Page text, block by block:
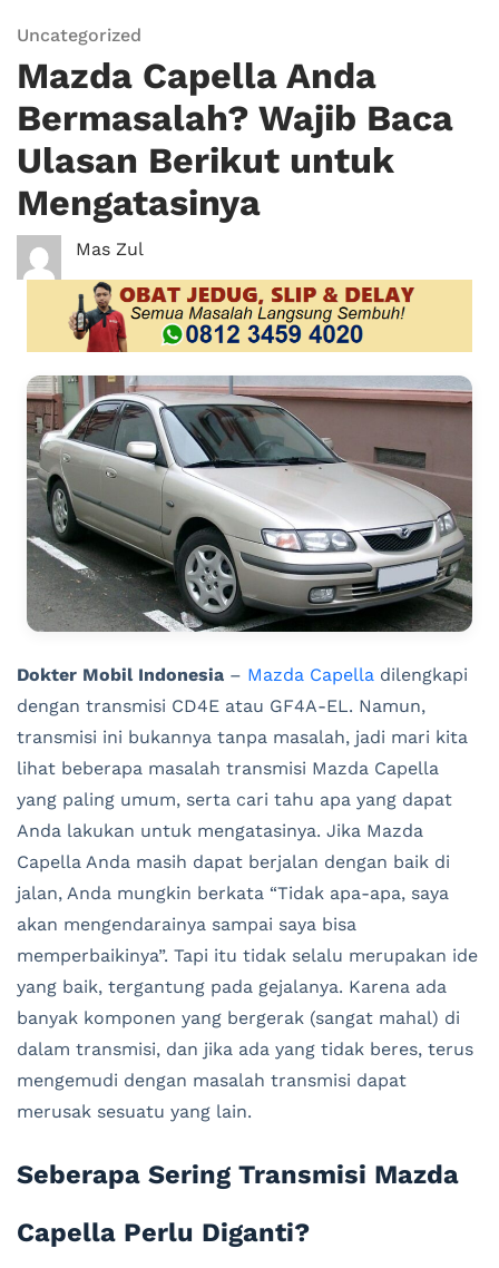
Uncategorized
Mazda Capella Anda
Bermasalah? Wajib Baca
Ulasan Berikut untuk
Mengatasinya
Mas Zul
Dokter Mobil Indonesia – Mazda Capella dilengkapi
dengan transmisi CD4E atau GF4A-EL. Namun,
transmisi ini bukannya tanpa masalah, jadi mari kita
lihat beberapa masalah transmisi Mazda Capella
yang paling umum, serta cari tahu apa yang dapat
Anda lakukan untuk mengatasinya. Jika Mazda
Capella Anda masih dapat berjalan dengan baik di
jalan, Anda mungkin berkata “Tidak apa-apa, saya
akan mengendarainya sampai saya bisa
memperbaikinya”. Tapi itu tidak selalu merupakan ide
yang baik, tergantung pada gejalanya. Karena ada
banyak komponen yang bergerak (sangat mahal) di
dalam transmisi, dan jika ada yang tidak beres, terus
mengemudi dengan masalah transmisi dapat
merusak sesuatu yang lain.
Seberapa Sering Transmisi Mazda
Capella Perlu Diganti?